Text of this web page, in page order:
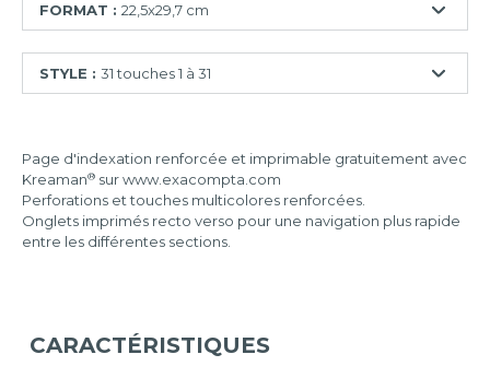
FORMAT : 22,5x29,7 cm
cm
STYLE : 31 touches 1 à 31
1
à
10
12
12
Page d'indexation renforcée et imprimable gratuitement avec
Kreaman® sur www.exacompta.com
Perforations et touches multicolores renforcées.
Onglets imprimés recto verso pour une navigation plus rapide
entre les différentes sections.
CARACTÉRISTIQUES